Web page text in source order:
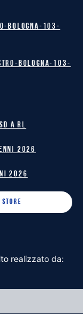
Bologna-103-
Bologna-103-
A RL
2026
2026
STORE
realizzato da: